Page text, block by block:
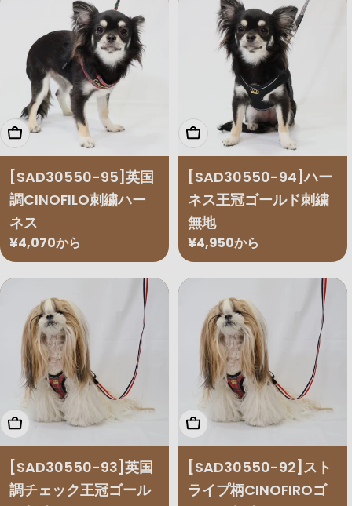
オプションを選択
[SAD30550-95]英国
調CINOFILO刺繍ハー
ネス
通
常
価
¥4,070から
オプションを選択
[SAD30550-94]ハー
ネス王冠ゴールド刺繍
無地
通
常
価
¥4,950から
オプションを選択
[SAD30550-93]英国
調チェック王冠ゴール
オプションを選択
[SAD30550-92]スト
ライプ柄CINOFIROゴ